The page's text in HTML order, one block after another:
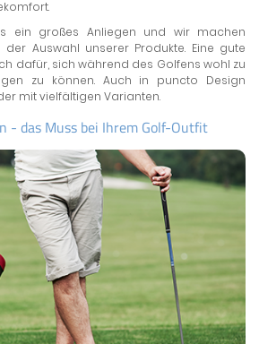
ein großes Anliegen und wir machen
Auswahl unserer Produkte. Eine gute
dafür, sich während des Golfens wohl zu
zu können. Auch in puncto Design
mit vielfältigen Varianten.
- das Muss bei Ihrem Golf-Outfit